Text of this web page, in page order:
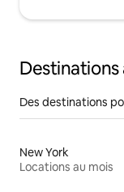
Des destinations
New York
Locations au mois